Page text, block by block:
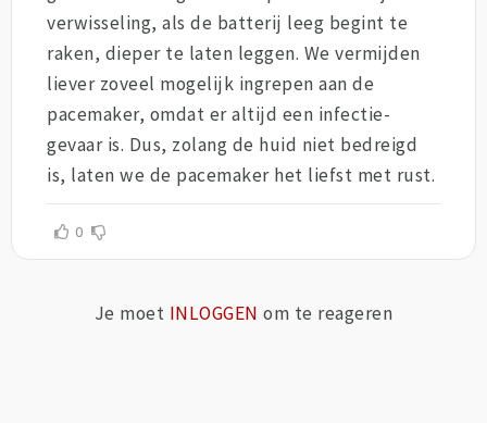
verwisseling, als de batterij leeg begint te
raken, dieper te laten leggen. We vermijden
liever zoveel mogelijk ingrepen aan de
pacemaker, omdat er altijd een infectie-
gevaar is. Dus, zolang de huid niet bedreigd
is, laten we de pacemaker het liefst met rust.
0
Je moet INLOGGEN om te reageren